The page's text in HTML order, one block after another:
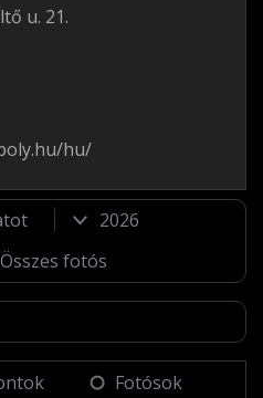
u. 21.
hu/
Fotósok